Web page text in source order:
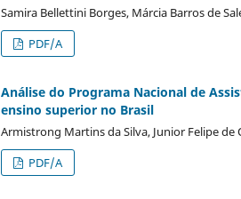
Samira Bellettini Borges, Márcia Barros de
PDF/A
Análise do Programa Nacional de
ensino superior no Brasil
Armistrong Martins da Silva, Junior Felipe
PDF/A